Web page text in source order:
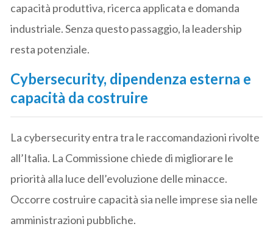
capacità produttiva, ricerca applicata e domanda
industriale. Senza questo passaggio, la leadership
resta potenziale.
Cybersecurity, dipendenza esterna e
capacità da costruire
La cybersecurity entra tra le raccomandazioni rivolte
all’Italia. La Commissione chiede di migliorare le
priorità alla luce dell’evoluzione delle minacce.
Occorre costruire capacità sia nelle imprese sia nelle
amministrazioni pubbliche.